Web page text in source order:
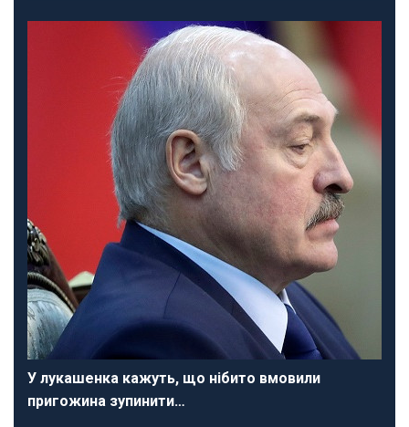
У лукашенка кажуть, що нібито вмовили
пригожина зупинити…